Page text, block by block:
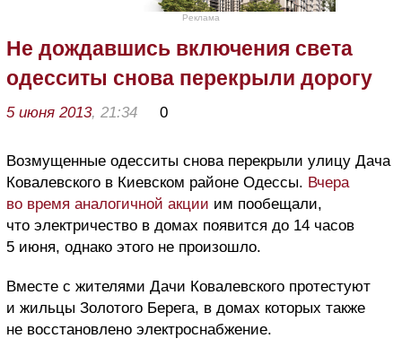
Реклама
Не дождавшись включения света
одесситы снова перекрыли дорогу
5 июня 2013, 21:34 0
Возмущенные одесситы снова перекрыли улицу Дача
Ковалевского в Киевском районе Одессы. Вчера
во время аналогичной акции им пообещали,
что электричество в домах появится до 14 часов
5 июня, однако этого не произошло.
Вместе с жителями Дачи Ковалевского протестуют
и жильцы Золотого Берега, в домах которых также
не восстановлено электроснабжение.